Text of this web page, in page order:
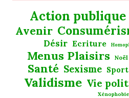
Action publique
Avenir
Désir Ecriture
Menus Plaisirs Noël
Santé Sexisme Sport
Validisme Vie
Xénophobie